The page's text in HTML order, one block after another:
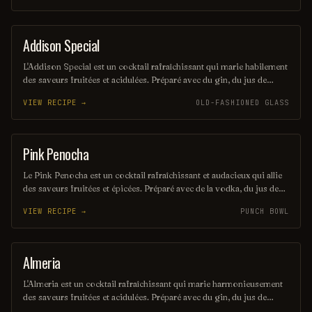
Highlands écossais. Ce mélange harmonieux est parfait pour ceux
qui recherchent une expérience gustative unique et raffinée.
COCKTAIL
Addison Special
L'Addison Special est un cocktail rafraîchissant qui marie habilement
des saveurs fruitées et acidulées. Préparé avec du gin, du jus de
expérience gustative unique, parfaite pour les soirées estivales. Sa
présentation élégante en fait également un choix idéal pour
impressionner vos invités.
VIEW RECIPE → OLD-FASHIONED GLASS
PUNCH / PARTY DRINK
Pink Penocha
Le Pink Penocha est un cocktail rafraîchissant et audacieux qui allie
des saveurs fruitées et épicées. Préparé avec de la vodka, du jus de
glace avec une garniture de framboises et de menthe. Ce mélange
vibrant et coloré est parfait pour égayer vos soirées.
VIEW RECIPE → PUNCH BOWL
ORDINARY DRINK
Almeria
L'Almeria est un cocktail rafraîchissant qui marie harmonieusement
des saveurs fruitées et acidulées. Préparé avec du gin, du jus de